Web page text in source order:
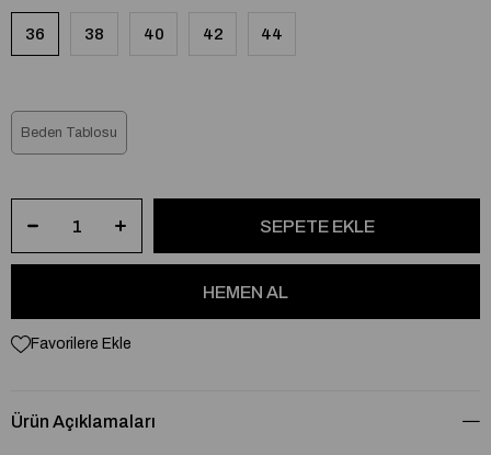
36 38 40 42 44
Beden Tablosu
Favorilere Ekle
Ürün Açıklamaları